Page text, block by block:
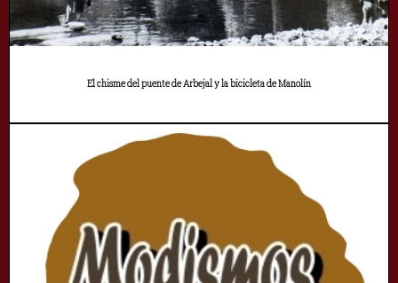
El chisme del puente de Arbejal y la bicicleta de Manolín